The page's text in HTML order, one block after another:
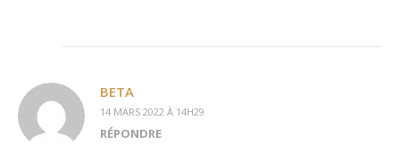
BETA
14 MARS 2022 À 14H29
RÉPONDRE